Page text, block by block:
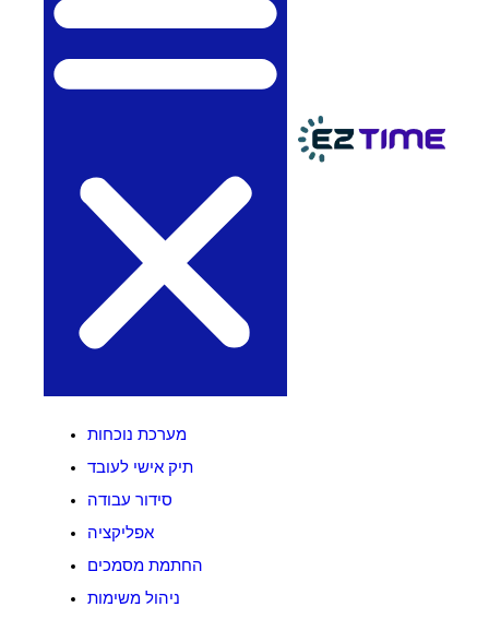
מערכת נוכחות
תיק אישי לעובד
סידור עבודה
אפליקציה
החתמת מסמכים
ניהול משימות